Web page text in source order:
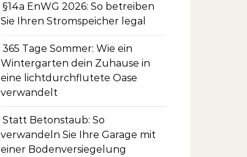
§14a EnWG 2026: So betreiben
Sie Ihren Stromspeicher legal
365 Tage Sommer: Wie ein
Wintergarten dein Zuhause in
eine lichtdurchflutete Oase
verwandelt
Statt Betonstaub: So
verwandeln Sie Ihre Garage mit
einer Bodenversiegelung